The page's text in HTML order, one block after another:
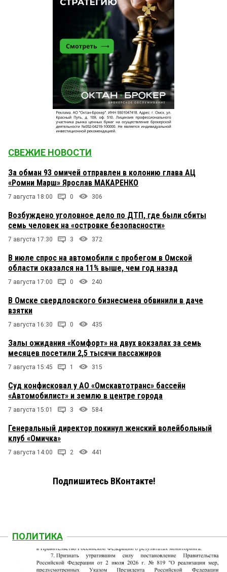
СВЕЖИЕ НОВОСТИ
За обман 93 омичей отправлен в колонию глава АЦ
«Ромни Марш» Ярослав МАКАРЕНКО
7 августа 18:00 0 306
Возбуждено уголовное дело по ДТП, где были сбиты
семь человек на «островке безопасности»
7 августа 17:30 3 372
В июле спрос на автомобили с пробегом в Омской
области оказался на 11% выше, чем год назад
7 августа 17:00 0 240
В Омске свердловского бизнесмена обвинили в даче
взятки
7 августа 16:30 0 435
Залы ожидания «Комфорт» на двух вокзалах за семь
месяцев посетили 2,5 тысячи пассажиров
7 августа 15:45 1 315
Суд конфисковал у АО «Омскавтотранс» бассейн
«Автомобилист» и землю в центре города
7 августа 15:01 3 584
Генеральный директор покинул женский волейбольный
клуб «Омичка»
7 августа 14:00 2 441
Подпишитесь ВКонтакте!
ПОЛИТИКА